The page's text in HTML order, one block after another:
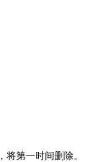
将第一时间删除。